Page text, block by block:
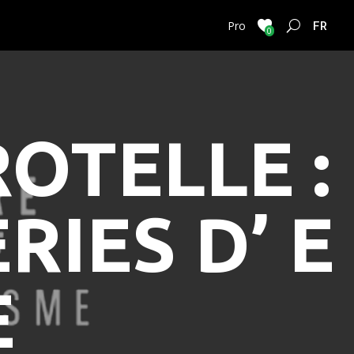
Pro 0
:
D’ E